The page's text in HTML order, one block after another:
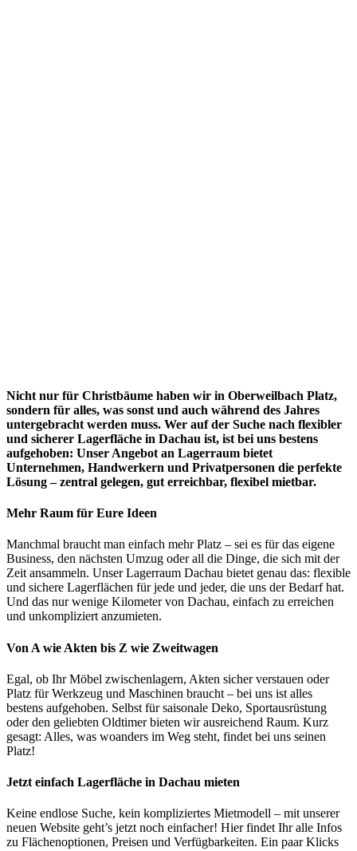
Nicht nur für Christbäume haben wir in Oberweilbach Platz,
sondern für alles, was sonst und auch während des Jahres
untergebracht werden muss. Wer auf der Suche nach flexibler
und sicherer Lagerfläche in Dachau ist, ist bei uns bestens
aufgehoben: Unser Angebot an Lagerraum bietet
Unternehmen, Handwerkern und Privatpersonen die perfekte
Lösung – zentral gelegen, gut erreichbar, flexibel mietbar.
Mehr Raum für Eure Ideen
Manchmal braucht man einfach mehr Platz – sei es für das eigene
Business, den nächsten Umzug oder all die Dinge, die sich mit der
Zeit ansammeln. Unser Lagerraum Dachau bietet genau das: flexible
und sichere Lagerflächen für jede und jeder, die uns der Bedarf hat.
Und das nur wenige Kilometer von Dachau, einfach zu erreichen
und unkompliziert anzumieten.
Von A wie Akten bis Z wie Zweitwagen
Egal, ob Ihr Möbel zwischenlagern, Akten sicher verstauen oder
Platz für Werkzeug und Maschinen braucht – bei uns ist alles
bestens aufgehoben. Selbst für saisonale Deko, Sportausrüstung
oder den geliebten Oldtimer bieten wir ausreichend Raum. Kurz
gesagt: Alles, was woanders im Weg steht, findet bei uns seinen
Platz!
Jetzt einfach Lagerfläche in Dachau mieten
Keine endlose Suche, kein kompliziertes Mietmodell – mit unserer
neuen Website geht’s jetzt noch einfacher! Hier findet Ihr alle Infos
zu Flächenoptionen, Preisen und Verfügbarkeiten. Ein paar Klicks